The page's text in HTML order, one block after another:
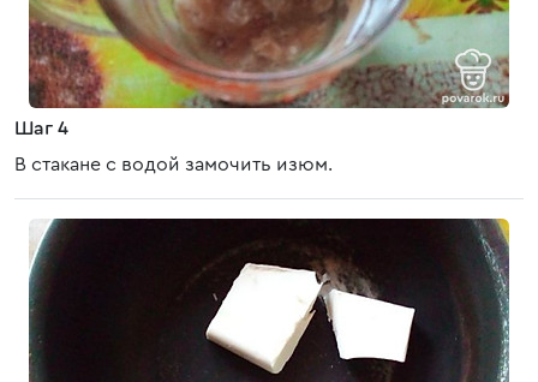
Шаг 4
В стакане с водой замочить изюм.